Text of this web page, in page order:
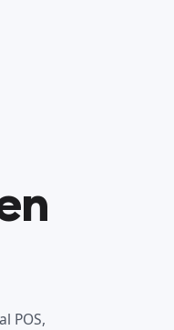
POS,